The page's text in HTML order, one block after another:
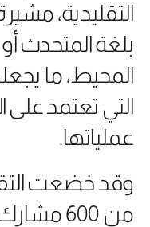
التقليدية،
بلغة المتحدث
المحيط، ما
التي تعتمد
عملياتها.
وقد خضعت
من 600